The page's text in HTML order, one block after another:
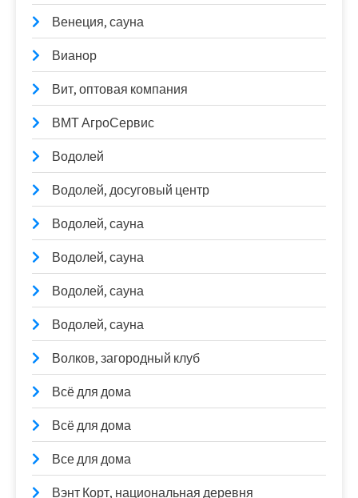
Венеция, сауна
Вианор
Вит, оптовая компания
ВМТ АгроСервис
Водолей
Водолей, досуговый центр
Водолей, сауна
Водолей, сауна
Водолей, сауна
Водолей, сауна
Волков, загородный клуб
Всё для дома
Всё для дома
Все для дома
Вэнт Корт, национальная деревня